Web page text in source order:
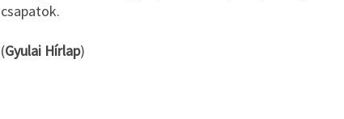
csapatok.
(Gyulai Hírlap)